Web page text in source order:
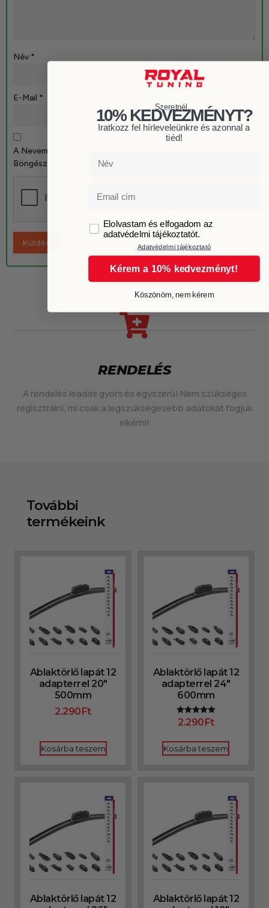
Név *
E-Mail *
A Nevem, E-Mail Címem, És Weboldalcímem Mentése A
Böngészőben A Következő Hozzászólásomhoz.
RENDELÉS
A rendelés leadás gyors és egyszerű! Nem szükséges
regisztrálni, mi csak a legszükségesebb adatokat fogjuk
elkérni!
További
termékeink
Ablaktörlő lapát 12
adapterrel 20″
500mm
2.290Ft
Kosárba teszem
Ablaktörlő lapát 12
adapterrel 24″
600mm
Értékelés:
5.00
2.290Ft
Kosárba teszem
Ablaktörlő lapát 12
Ablaktörlő lapát 12
Szeretnél...
10% KEDVEZMÉNYT?
Iratkozz fel hírleveleünkre és azonnal a
tiéd!
Név
Email
GDPRElolvastam és elfogadom az
adatvédelmi tájékoztatót.
Adatvédelmi tájékoztató
Kérem a 10% kedvezményt!
Köszönöm, nem kérem